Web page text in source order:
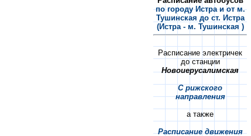
по городу Истра и от м.
Тушинская до ст. Истра
(Истра - м. Тушинская )
Расписание электричек
до станции
Новоиерусалимская
С рижского
направления
а также
Расписание движения